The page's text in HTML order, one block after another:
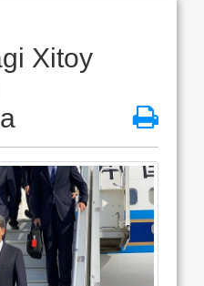
Xitoy